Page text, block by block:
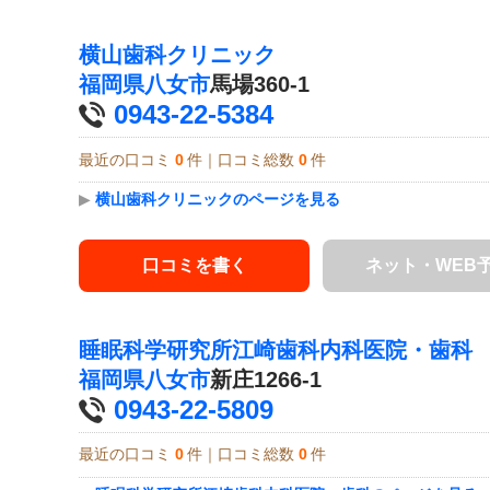
横山歯科クリニック
福岡県八女市馬場360-1
0943-22-5384
最近の口コミ 0 件｜口コミ総数 0 件
▶ 横山歯科クリニックのページを見る
口コミを書く ネット・WEB
睡眠科学研究所江崎歯科内科医院・歯科
福岡県八女市新庄1266-1
0943-22-5809
最近の口コミ 0 件｜口コミ総数 0 件